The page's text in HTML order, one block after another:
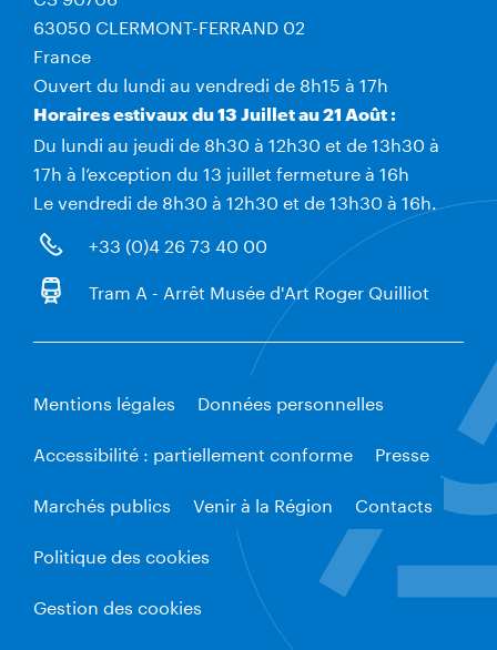
63050 CLERMONT-FERRAND 02
France
Ouvert du lundi au vendredi de 8h15 à 17h
Horaires estivaux du 13 Juillet au 21 Août :
Du lundi au jeudi de 8h30 à 12h30 et de 13h30 à
17h à l’exception du 13 juillet fermeture à 16h
Le vendredi de 8h30 à 12h30 et de 13h30 à 16h.
+33 (0)4 26 73 40 00
Tram A - Arrêt Musée d'Art Roger Quilliot
Mentions légales
Données personnelles
Accessibilité : partiellement conforme
Presse
Marchés publics
Venir à la Région
Contacts
Politique des cookies
Gestion des cookies